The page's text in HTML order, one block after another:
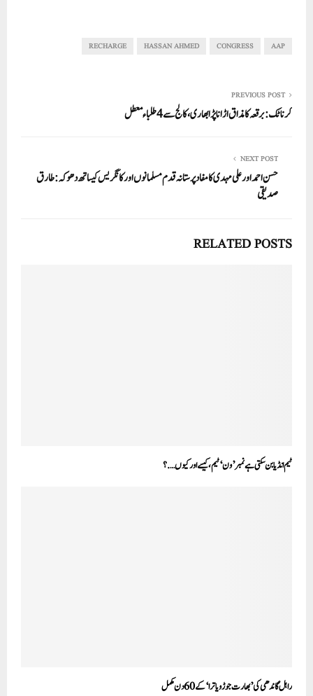
A
ok
In AAP
CONGRESS
HASSAN AHMED
RECHARGE
PREVIOUS POST
کرناٹک: برقعہ کا مذاق اڑانا پڑا بھاری، کالج سے 4طلباء معطل
NEXT POST
حسن احمد اور علی مہدی کا مفاد پرستانہ قدم مسلمانوں اور کانگریس کیساتھ دھوکہ: طارق
صدیقی
RELATED POSTS
ٹیم انڈیا بن سکتی ہے نمبر’ون‘ٹیم، کیسے اور کیوں….؟
راہل گاندھی کی ’بھارت جوڑو یاترا‘ کے 60 دن مکمل